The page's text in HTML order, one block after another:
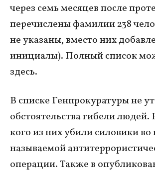
через семь месяцев после
перечислены фамилии 238
не указаны, вместо них
инициалы). Полный список
здесь.
В списке Генпрокуратуры не
обстоятельства гибели людей.
кого из них убили силовики во
называемой
операции. Также в